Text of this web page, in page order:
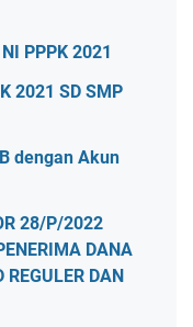
PPPK 2021
2021 SD SMP
dengan Akun
28/P/2022
DANA
REGULER DAN